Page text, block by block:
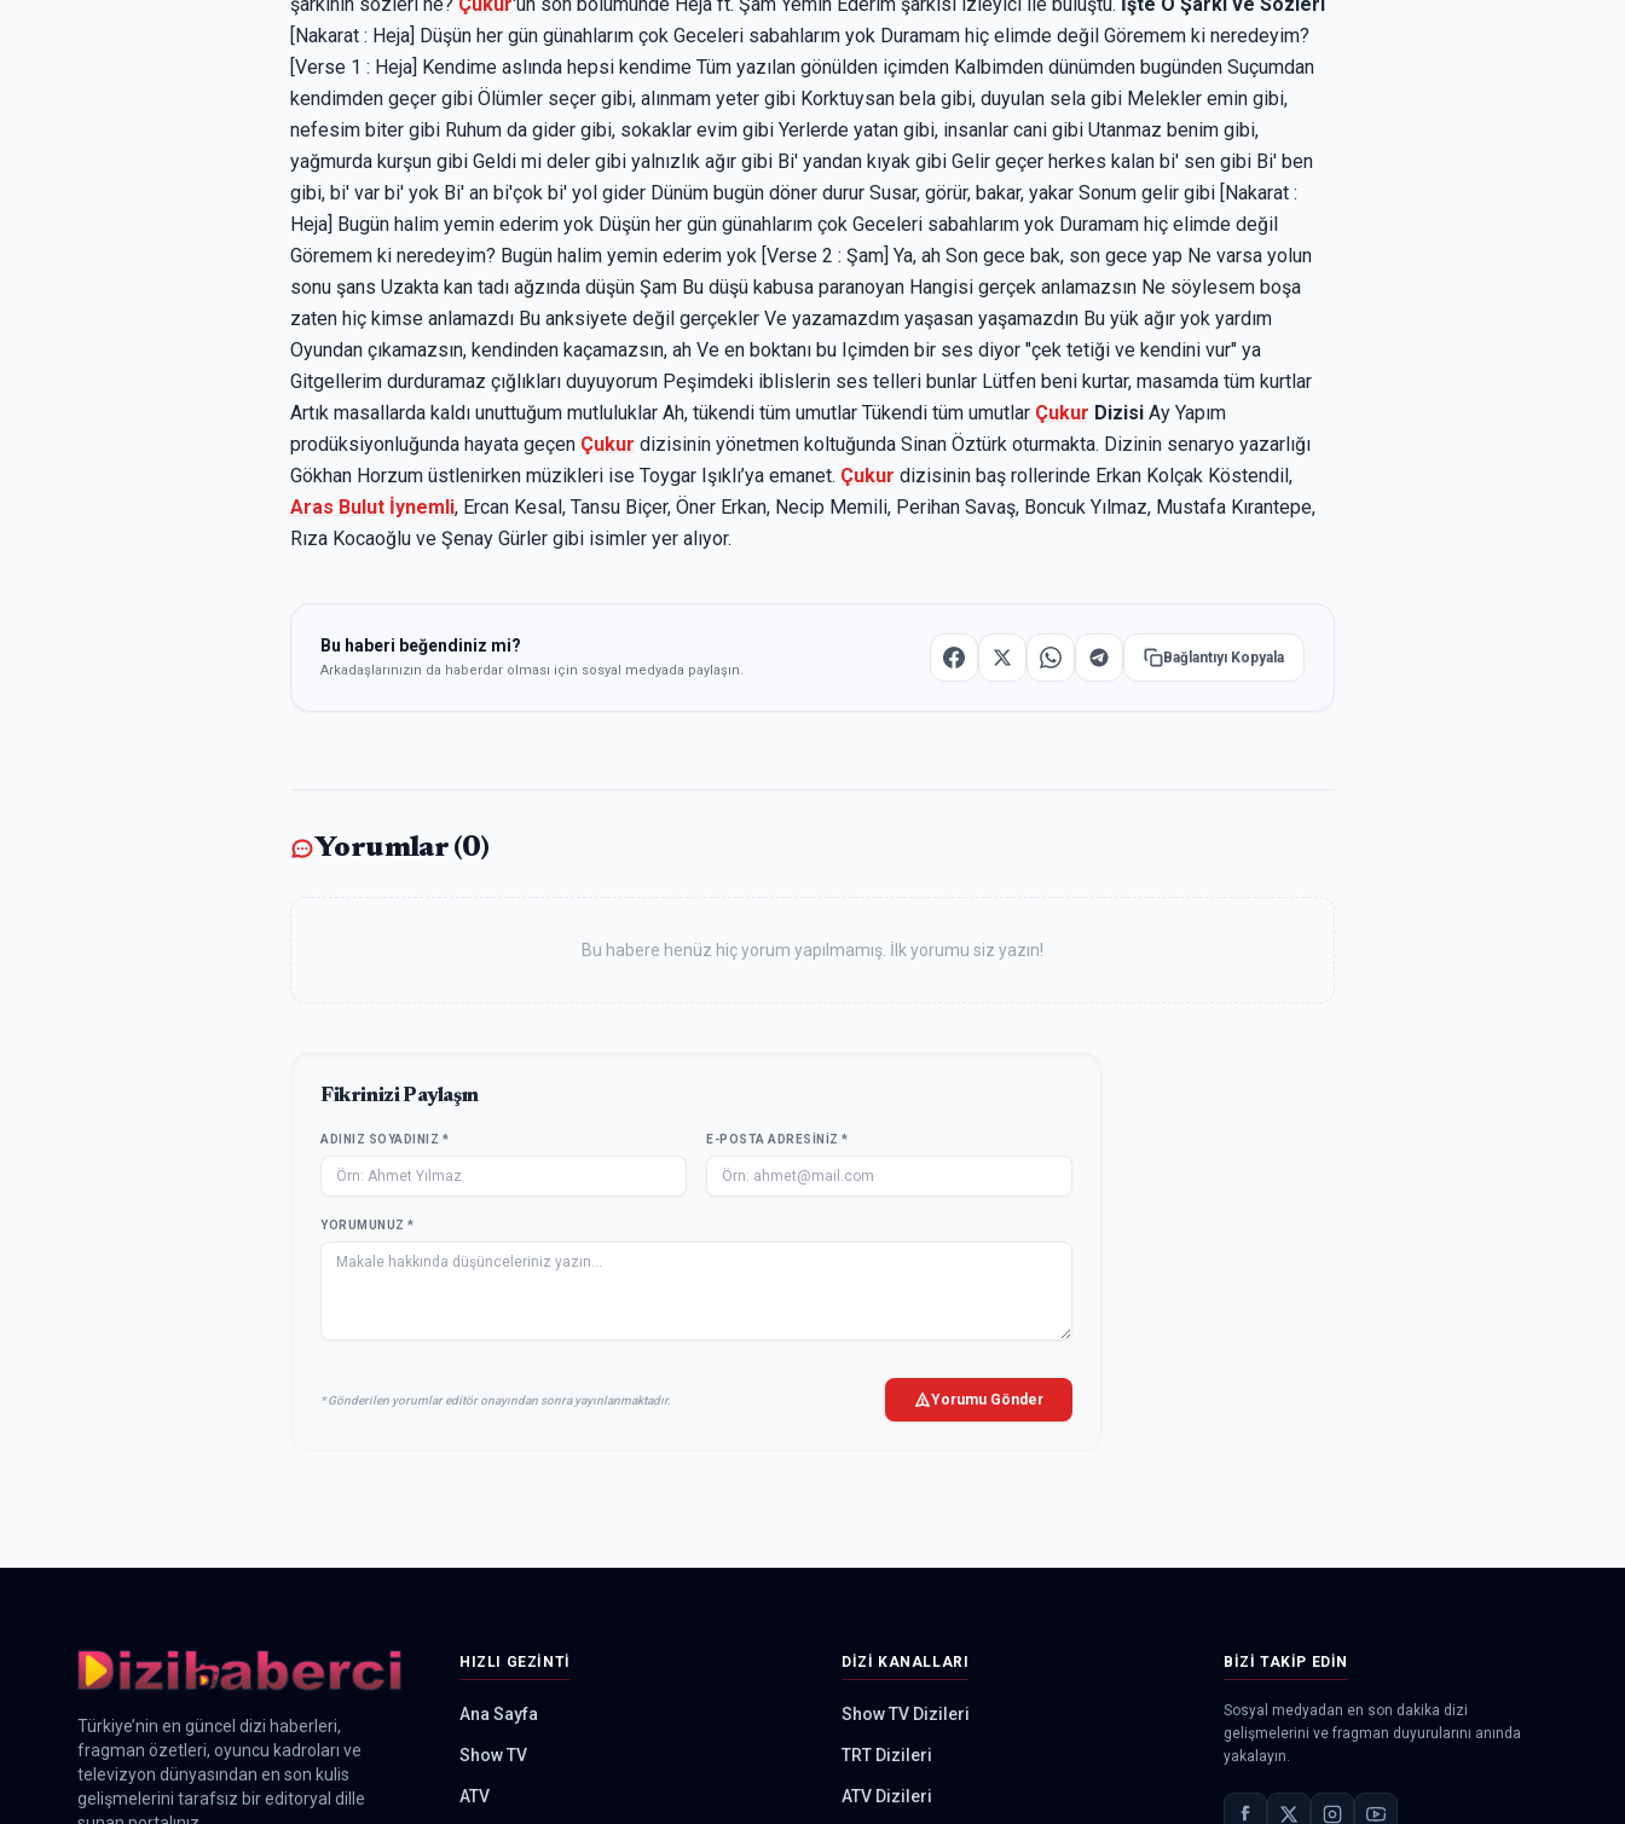
[Nakarat : Heja] Düşün her gün günahlarım çok Geceleri sabahlarım yok Duramam hiç elimde değil Göremem ki neredeyim?
[Verse 1 : Heja] Kendime aslında hepsi kendime Tüm yazılan gönülden içimden Kalbimden dünümden bugünden Suçumdan
kendimden geçer gibi Ölümler seçer gibi, alınmam yeter gibi Korktuysan bela gibi, duyulan sela gibi Melekler emin gibi,
nefesim biter gibi Ruhum da gider gibi, sokaklar evim gibi Yerlerde yatan gibi, insanlar cani gibi Utanmaz benim gibi,
yağmurda kurşun gibi Geldi mi deler gibi yalnızlık ağır gibi Bi' yandan kıyak gibi Gelir geçer herkes kalan bi' sen gibi Bi' ben
gibi, bi' var bi' yok Bi' an bi'çok bi' yol gider Dünüm bugün döner durur Susar, görür, bakar, yakar Sonum gelir gibi [Nakarat :
Heja] Bugün halim yemin ederim yok Düşün her gün günahlarım çok Geceleri sabahlarım yok Duramam hiç elimde değil
Göremem ki neredeyim? Bugün halim yemin ederim yok [Verse 2 : Şam] Ya, ah Son gece bak, son gece yap Ne varsa yolun
sonu şans Uzakta kan tadı ağzında düşün Şam Bu düşü kabusa paranoyan Hangisi gerçek anlamazsın Ne söylesem boşa
zaten hiç kimse anlamazdı Bu anksiyete değil gerçekler Ve yazamazdım yaşasan yaşamazdın Bu yük ağır yok yardım
Oyundan çıkamazsın, kendinden kaçamazsın, ah Ve en boktanı bu Içimden bir ses diyor "çek tetiği ve kendini vur" ya
Gitgellerim durduramaz çığlıkları duyuyorum Peşimdeki iblislerin ses telleri bunlar Lütfen beni kurtar, masamda tüm kurtlar
Artık masallarda kaldı unuttuğum mutluluklar Ah, tükendi tüm umutlar Tükendi tüm umutlar Çukur Dizisi Ay Yapım
prodüksiyonluğunda hayata geçen Çukur dizisinin yönetmen koltuğunda Sinan Öztürk oturmakta. Dizinin senaryo yazarlığı
Gökhan Horzum üstlenirken müzikleri ise Toygar Işıklı’ya emanet. Çukur dizisinin baş rollerinde Erkan Kolçak Köstendil,
Aras Bulut İynemli, Ercan Kesal, Tansu Biçer, Öner Erkan, Necip Memili, Perihan Savaş, Boncuk Yılmaz, Mustafa Kırantepe,
Rıza Kocaoğlu ve Şenay Gürler gibi isimler yer alıyor.
Bu haberi beğendiniz mi?
Arkadaşlarınızın da haberdar olması için sosyal medyada paylaşın.
Bağlantıyı Kopyala
Yorumlar (0)
Bu habere henüz hiç yorum yapılmamış. İlk yorumu siz yazın!
Fikrinizi Paylaşın
ADINIZ SOYADINIZ * E-POSTA ADRESINIZ *
YORUMUNUZ *
* Gönderilen yorumlar editör onayından sonra yayınlanmaktadır. Yorumu Gönder
Türkiye’nin en güncel dizi haberleri,
fragman özetleri, oyuncu kadroları ve
televizyon dünyasından en son kulis
gelişmelerini tarafsız bir editoryal dille
HIZLI GEZINTI
Ana Sayfa
Show TV
ATV
DIZI KANALLARI
Show TV Dizileri
TRT Dizileri
ATV Dizileri
BIZI TAKIP EDIN
Sosyal medyadan en son dakika dizi
gelişmelerini ve fragman duyurularını anında
yakalayın.